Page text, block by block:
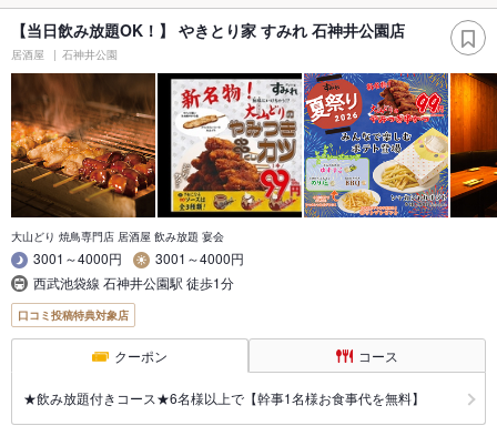
【当日飲み放題OK！】 やきとり家 すみれ 石神井公園店
居酒屋 石神井公園
大山どり 焼鳥専門店 居酒屋 飲み放題 宴会
3001～4000円
3001～4000円
西武池袋線 石神井公園駅 徒歩1分
口コミ投稿特典対象店
クーポン コース
★飲み放題付きコース★6名様以上で【幹事1名様お食事代を無料】